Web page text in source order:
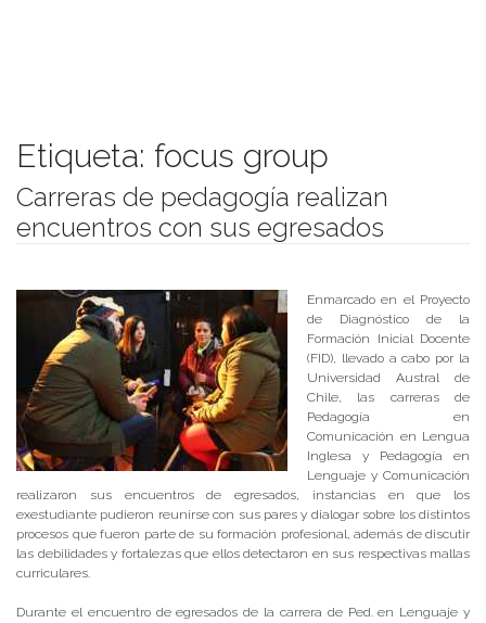
Etiqueta: focus group
Carreras de pedagogía realizan
encuentros con sus egresados
Enmarcado en el Proyecto
de Diagnóstico de la
Formación Inicial Docente
(FID), llevado a cabo por la
Universidad Austral de
Chile, las carreras de
Pedagogía en
Comunicación en Lengua
Inglesa y Pedagogía en
Lenguaje y Comunicación
realizaron sus encuentros de egresados, instancias en que los
exestudiante pudieron reunirse con sus pares y dialogar sobre los distintos
procesos que fueron parte de su formación profesional, además de discutir
las debilidades y fortalezas que ellos detectaron en sus respectivas mallas
curriculares.
Durante el encuentro de egresados de la carrera de Ped. en Lenguaje y